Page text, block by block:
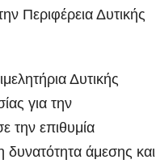
Περιφέρεια Δυτικής
Δυτικής
για την
την επιθυμία
δυνατότητα άμεσης και